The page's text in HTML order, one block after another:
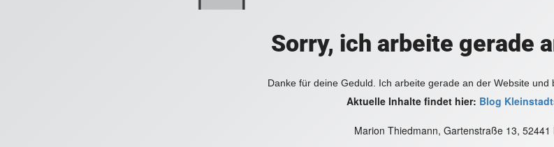
Sorry, ich arbeite gerade
Danke für deine Geduld. Ich arbeite gerade an der Website und
Aktuelle Inhalte findet hier: Blog
Marion Thiedmann, Gartenstraße 13, 52441